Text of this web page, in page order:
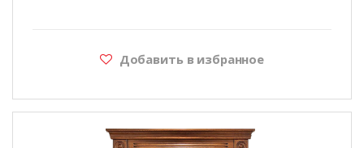
Добавить в избранное